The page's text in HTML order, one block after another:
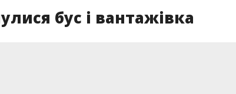
бус і вантажівка